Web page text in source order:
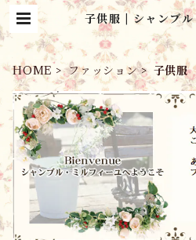
子供服 | シャンブル
ユ Chambre
HOME ファッション 子供服